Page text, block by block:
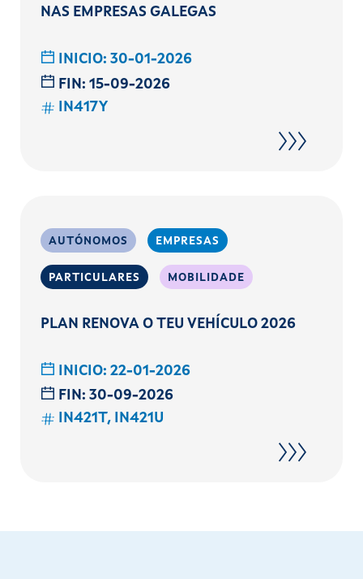
NAS EMPRESAS GALEGAS
INICIO: 30-01-2026
FIN: 15-09-2026
IN417Y
AUTÓNOMOS EMPRESAS
PARTICULARES MOBILIDADE
PLAN RENOVA O TEU VEHÍCULO 2026
INICIO: 22-01-2026
FIN: 30-09-2026
IN421T, IN421U